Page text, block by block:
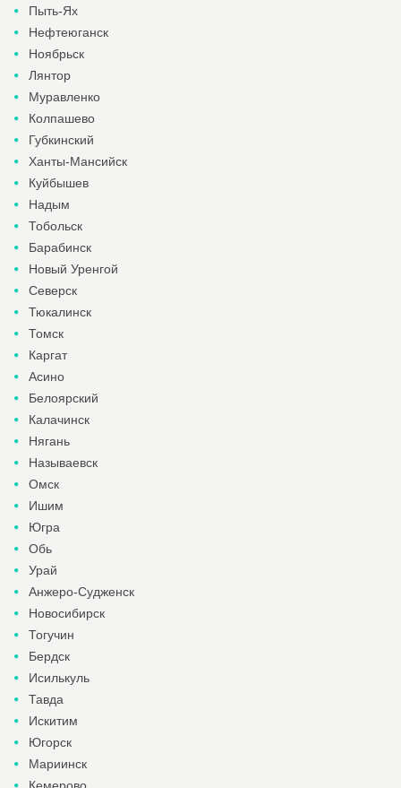
Пыть-Ях
Нефтеюганск
Ноябрьск
Лянтор
Муравленко
Колпашево
Губкинский
Ханты-Мансийск
Куйбышев
Надым
Тобольск
Барабинск
Новый Уренгой
Северск
Тюкалинск
Томск
Каргат
Асино
Белоярский
Калачинск
Нягань
Называевск
Омск
Ишим
Югра
Обь
Урай
Анжеро-Судженск
Новосибирск
Тогучин
Бердск
Исилькуль
Тавда
Искитим
Югорск
Мариинск
Кемерово